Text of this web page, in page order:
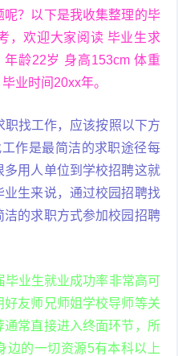
？以下是我收集整理的毕
，欢迎大家阅读 毕业生求
龄22岁 身高153cm 体重
业时间20xx年。
找工作，应该按照以下方
作是最简洁的求职途径每
用人单位到学校招聘这就
生来说，通过校园招聘找
的求职方式参加校园招聘
毕业生就业成功率非常高可
友师兄师姐学校导师等关
常直接进入终面环节，所
边的一切资源5有本科以上